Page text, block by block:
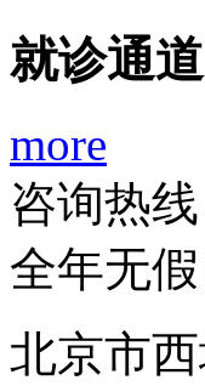
就诊通道
more
咨询热线
全年无
北京市